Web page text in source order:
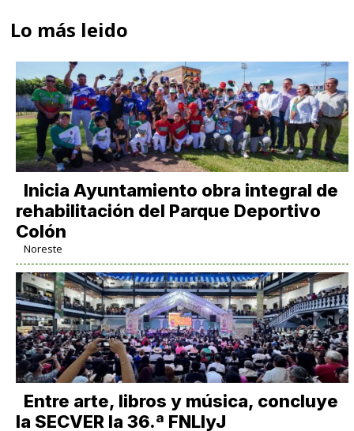
Lo más leido
Inicia Ayuntamiento obra integral de
rehabilitación del Parque Deportivo
Colón
Noreste
Entre arte, libros y música, concluye
la SECVER la 36.ª FNLIyJ